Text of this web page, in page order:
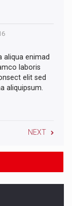
aliqua enimad
laboris
elit sed
aliquipsum.
NEXT